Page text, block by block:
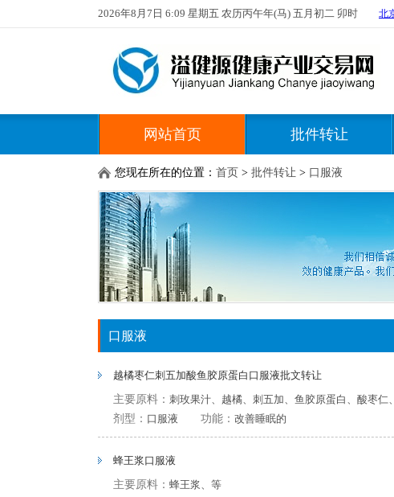
2026年8月7日 6:09 星期五 农历丙午年(马) 五月初二 卯时
网站首页 批件转让
您现在所在的位置： 首页 > 批件转让 > 口服液
口服液
越橘枣仁刺五加酸鱼胶原蛋白口服液批文转让
主要原料： 刺玫果汁、越橘、刺五加、鱼胶原蛋白、酸枣仁、
剂型： 口服液 功能： 改善睡眠的
蜂王浆口服液
主要原料： 蜂王浆、等